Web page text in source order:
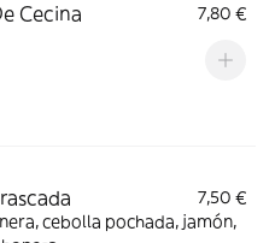
Cecina 7,80 €
7,50 €
cebolla pochada, jamón,